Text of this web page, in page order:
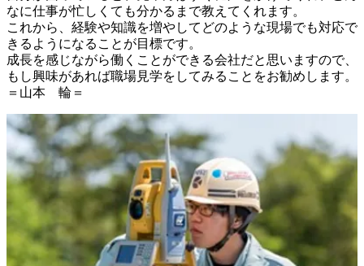
なに仕事が忙しくても分かるまで教えてくれます。
これから、経験や知識を増やしてどのような現場でも対応で
きるようになることが目標です。
成長を感じながら働くことができる会社だと思いますので、
もし興味があれば職場見学をしてみることをお勧めします。
＝山本　輪＝